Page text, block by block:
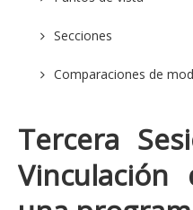
Secciones
Comparaciones de
Tercera